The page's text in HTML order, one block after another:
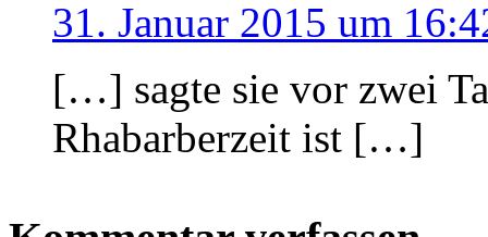
31. Januar 2015 um
[…] sagte sie vor zwei
Rhabarberzeit ist […]